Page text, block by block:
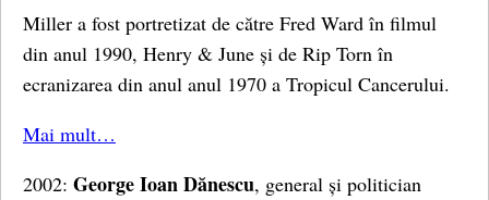
Miller a fost portretizat de către Fred Ward în filmul
din anul 1990, Henry & June și de Rip Torn în
ecranizarea din anul anul 1970 a Tropicul Cancerului.
Mai mult…
2002: George Ioan Dănescu, general și politician